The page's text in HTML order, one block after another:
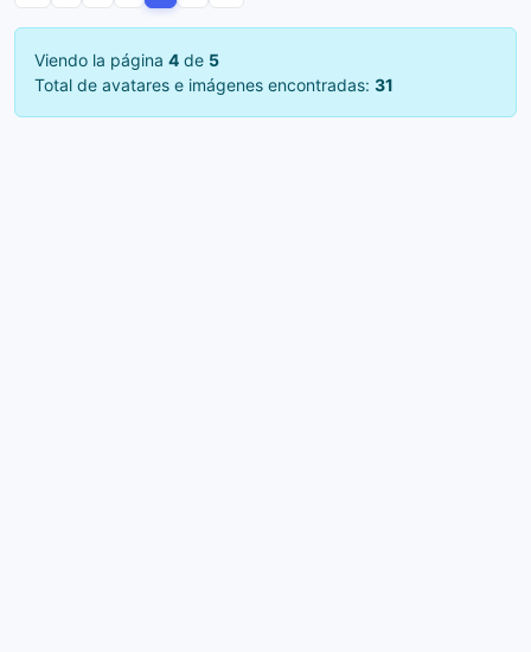
Viendo la página 4 de 5
Total de avatares e imágenes encontradas: 31